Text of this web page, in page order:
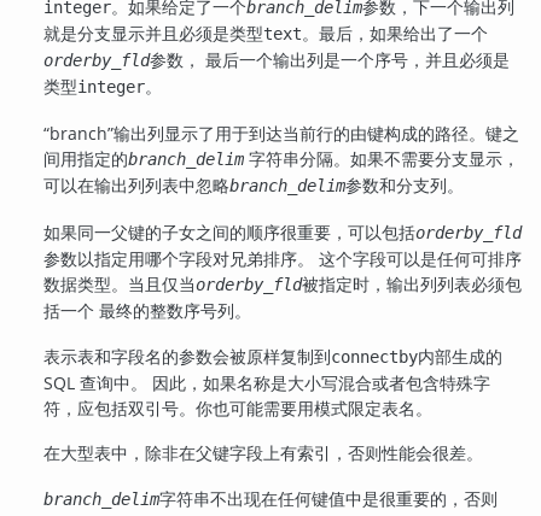
integer。如果给定了一个branch_delim参数，下一个输出列
就是分支显示并且必须是类型text。最后，如果给出了一个
orderby_fld参数， 最后一个输出列是一个序号，并且必须是
类型integer。
“branch”输出列显示了用于到达当前行的由键构成的路径。键之
间用指定的branch_delim 字符串分隔。如果不需要分支显示，
可以在输出列列表中忽略branch_delim参数和分支列。
如果同一父键的子女之间的顺序很重要，可以包括orderby_fld
参数以指定用哪个字段对兄弟排序。 这个字段可以是任何可排序
数据类型。当且仅当orderby_fld被指定时，输出列列表必须包
括一个 最终的整数序号列。
表示表和字段名的参数会被原样复制到connectby内部生成的
SQL 查询中。 因此，如果名称是大小写混合或者包含特殊字
符，应包括双引号。你也可能需要用模式限定表名。
在大型表中，除非在父键字段上有索引，否则性能会很差。
branch_delim字符串不出现在任何键值中是很重要的，否则